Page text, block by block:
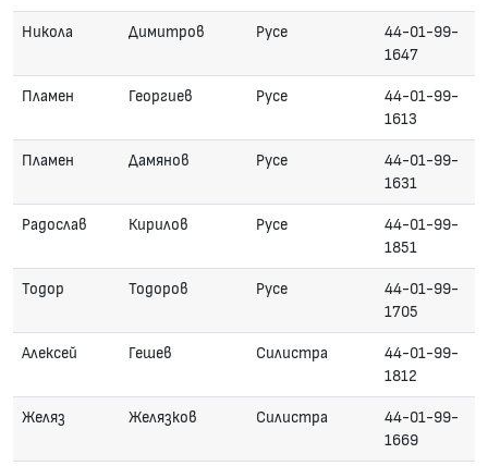
Никола Димитров Русе
44-01-99-
1647
Пламен Георгиев Русе
44-01-99-
1613
Пламен Дамянов Русе
44-01-99-
1631
Радослав Кирилов Русе
44-01-99-
1851
Тодор Тодоров Русе
44-01-99-
1705
Алексей Гешев Силистра
44-01-99-
1812
Желяз Желязков Силистра
44-01-99-
1669